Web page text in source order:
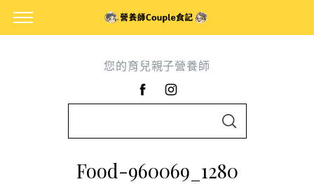
您的育兒親子營養師
S
H
Food-960069_1280